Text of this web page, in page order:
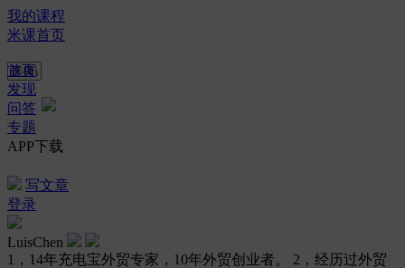
我的课程
米课首页
首页
发现
问答
专题
APP下载
写文章
登录
LuisChen
1，14年充电宝外贸专家，10年外贸创业者。 2，经历过外贸